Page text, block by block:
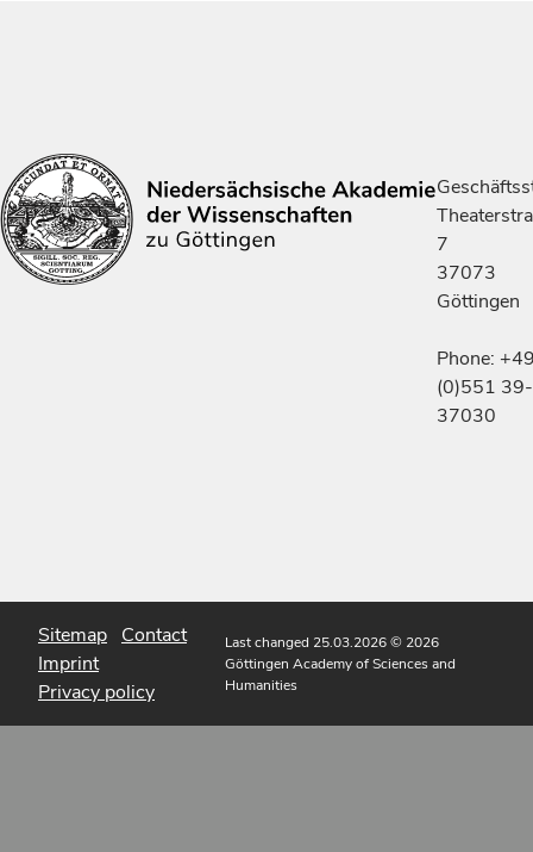
7
37073
Göttingen
Phone:
(0)551 39-
37030
Sitemap Contact
Imprint
Privacy policy
Last changed 25.03.2026© 2026
Göttingen Academy of Sciences and
Humanities